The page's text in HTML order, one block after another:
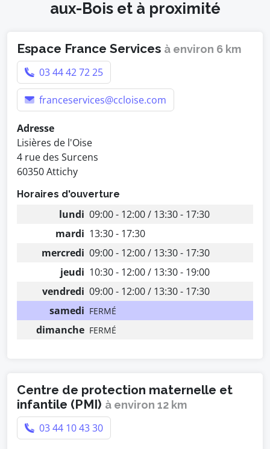
aux-Bois et à proximité
Espace France Services à environ 6 km
03 44 42 72 25
franceservices@ccloise.com
Adresse
Lisières de l'Oise
4 rue des Surcens
60350 Attichy
Horaires d'ouverture
lundi 09:00 - 12:00 / 13:30 - 17:30
mardi 13:30 - 17:30
mercredi 09:00 - 12:00 / 13:30 - 17:30
jeudi 10:30 - 12:00 / 13:30 - 19:00
vendredi 09:00 - 12:00 / 13:30 - 17:30
samedi FERMÉ
dimanche FERMÉ
Centre de protection maternelle et
infantile (PMI) à environ 12 km
03 44 10 43 30